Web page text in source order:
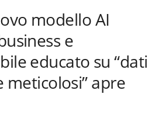
modello AI
e
educato su “dati
apre